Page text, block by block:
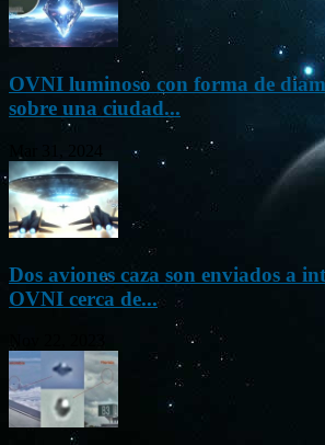
OVNI luminoso con forma de
sobre una ciudad...
Dos aviones caza son enviados a
OVNI cerca de...